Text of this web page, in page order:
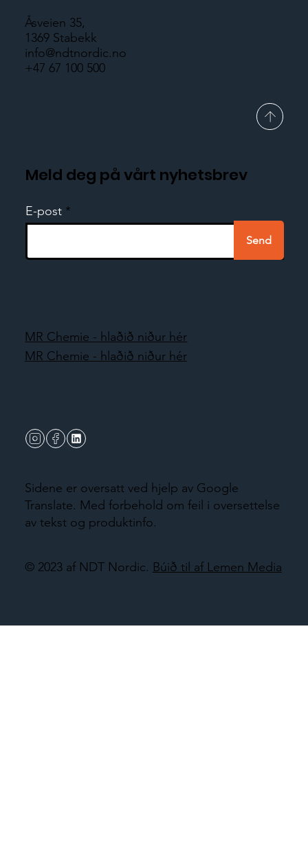
Åsveien 35,
1369 Stabekk
info@ndtnordic.no
+47 67 100 500
© 2023 af NDT Nordic. Búið til af Lemen Media
Meld deg på vårt nyhetsbrev
E-post
Send
Sidene er oversatt ved hjelp av Google
Translate. Med forbehold om feil i oversettelse
av tekst og produktinfo.
MR Chemie - hlaðið niður hér
MR Chemie - hlaðið niður hér